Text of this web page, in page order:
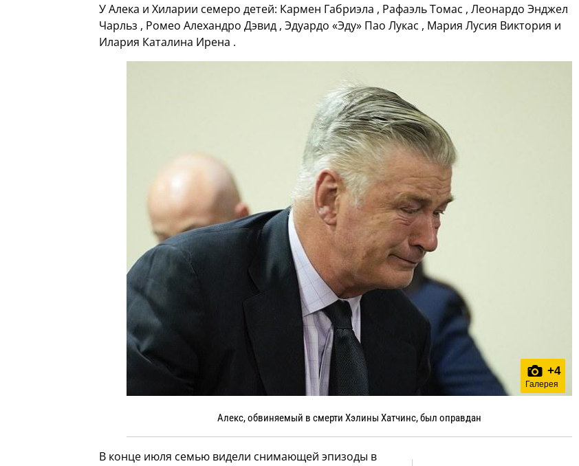
У Алека и Хиларии семеро детей: Кармен Габриэла , Рафаэль Томас , Леонардо Энджел
Чарльз , Ромео Алехандро Дэвид , Эдуардо «Эду» Пао Лукас , Мария Лусия Виктория и
Илария Каталина Ирена .
+4
Галерея
Алекс, обвиняемый в смерти Хэлины Хатчинс, был оправдан
В конце июля семью видели снимающей эпизоды в